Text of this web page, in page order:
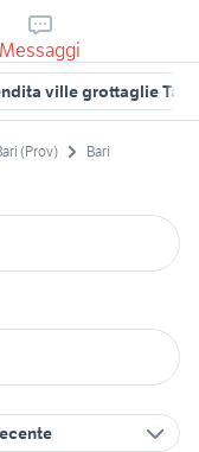
Messaggi
ville grottaglie
(Prov) Bari